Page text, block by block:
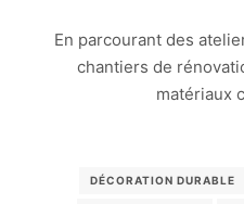
En parcourant des
chantiers de
matériaux
DÉCORATION DURABLE